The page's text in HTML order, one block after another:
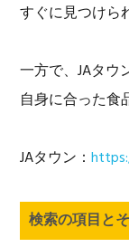
すぐに見つけら
一方で、JAタウ
自身に合った食
JAタウン：
検索の項目と